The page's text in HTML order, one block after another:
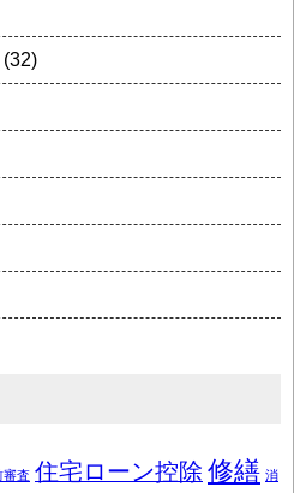
(32)
審査 住宅ローン控除 修繕 消